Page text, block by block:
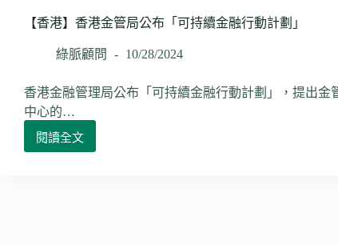
【香港】香港金管局公布「可持續金融行動計劃」
綠脈顧問 10/28/2024
香港金融管理局公布「可持續金融行動計劃」，提出
中心的…
閱讀全文
【香